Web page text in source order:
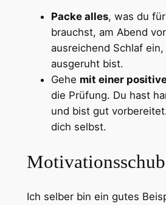
Packe alles, was du
brauchst, am Abend
ausreichend Schlaf
ausgeruht bist.
Gehe mit einer
die Prüfung. Du hast
und bist gut
dich selbst.
Motivationsschub
Ich selber bin ein gutes